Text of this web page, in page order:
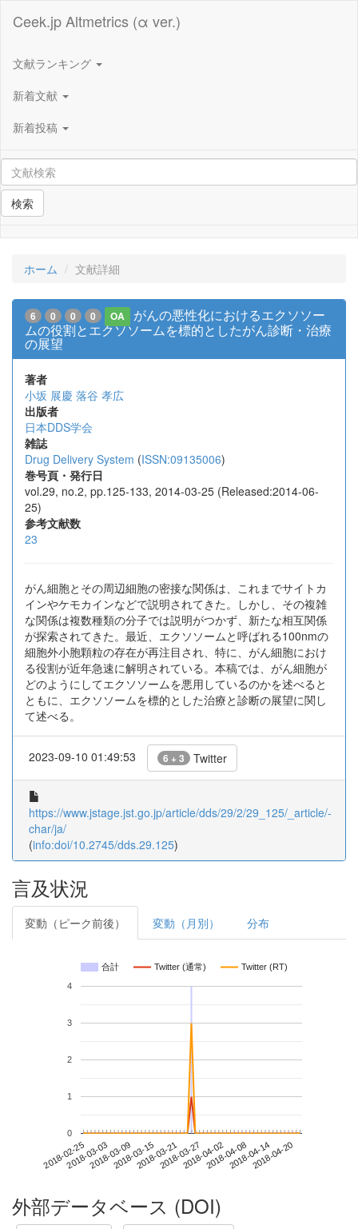
Ceek.jp Altmetrics (α ver.)
文献ランキング
新着文献
新着投稿
検索
ホーム 文献詳細
6 0 0 0 OA
がんの悪性化におけるエクソソー
ムの役割とエクソソームを標的としたがん診断・治療
の展望
著者
小坂 展慶 落谷 孝広
出版者
日本DDS学会
雑誌
Drug Delivery System (ISSN:09135006)
巻号頁・発行日
vol.29, no.2, pp.125-133, 2014-03-25 (Released:2014-06-
25)
参考文献数
23
がん細胞とその周辺細胞の密接な関係は、これまでサイトカ
インやケモカインなどで説明されてきた。しかし、その複雑
な関係は複数種類の分子では説明がつかず、新たな相互関係
が探索されてきた。最近、エクソソームと呼ばれる100nmの
細胞外小胞顆粒の存在が再注目され、特に、がん細胞におけ
る役割が近年急速に解明されている。本稿では、がん細胞が
どのようにしてエクソソームを悪用しているのかを述べると
ともに、エクソソームを標的とした治療と診断の展望に関し
て述べる。
2023-09-10 01:49:53 6 + 3 Twitter
https://www.jstage.jst.go.jp/article/dds/29/2/29_125/_article/-
char/ja/
(info:doi/10.2745/dds.29.125)
言及状況
変動（ピーク前後） 変動（月別） 分布
合計 Twitter (通常) Twitter (RT)
2018-02-252018-03-032018-03-092018-03-152018-03-212018-03-272018-04-022018-04-082018-04-142018-04-20
0
1
2
3
4
外部データベース (DOI)